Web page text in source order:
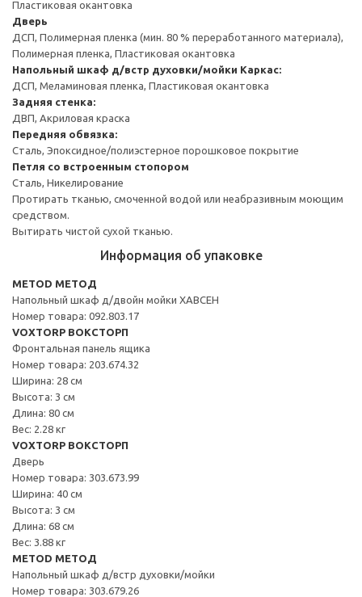
Пластиковая окантовка
Дверь
ДСП, Полимерная пленка (мин. 80 % переработанного материала),
Полимерная пленка, Пластиковая окантовка
Напольный шкаф д/встр духовки/мойки Каркас:
ДСП, Меламиновая пленка, Пластиковая окантовка
Задняя стенка:
ДВП, Акриловая краска
Передняя обвязка:
Сталь, Эпоксидное/полиэстерное порошковое покрытие
Петля со встроенным стопором
Сталь, Никелирование
Протирать тканью, смоченной водой или неабразивным моющим
средством.
Вытирать чистой сухой тканью.
Информация об упаковке
METOD МЕТОД
Напольный шкаф д/двойн мойки ХАВСЕН
Номер товара: 092.803.17
VOXTORP ВОКСТОРП
Фронтальная панель ящика
Номер товара: 203.674.32
Ширина: 28 см
Высота: 3 см
Длина: 80 см
Вес: 2.28 кг
VOXTORP ВОКСТОРП
Дверь
Номер товара: 303.673.99
Ширина: 40 см
Высота: 3 см
Длина: 68 см
Вес: 3.88 кг
METOD МЕТОД
Напольный шкаф д/встр духовки/мойки
Номер товара: 303.679.26